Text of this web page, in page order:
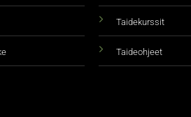
Taidekurssit
Taideohjeet